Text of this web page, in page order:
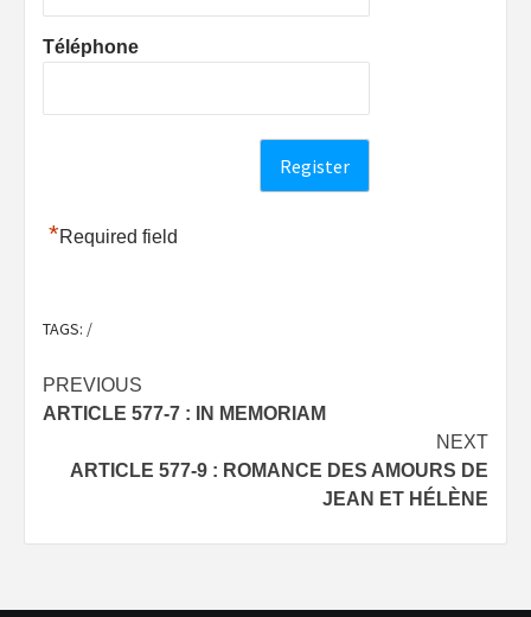
Téléphone
*Required field
TAGS: /
Post
navigation
PREVIOUS
ARTICLE 577-7 : IN MEMORIAM
NEXT
ARTICLE 577-9 : ROMANCE DES AMOURS DE
JEAN ET HÉLÈNE